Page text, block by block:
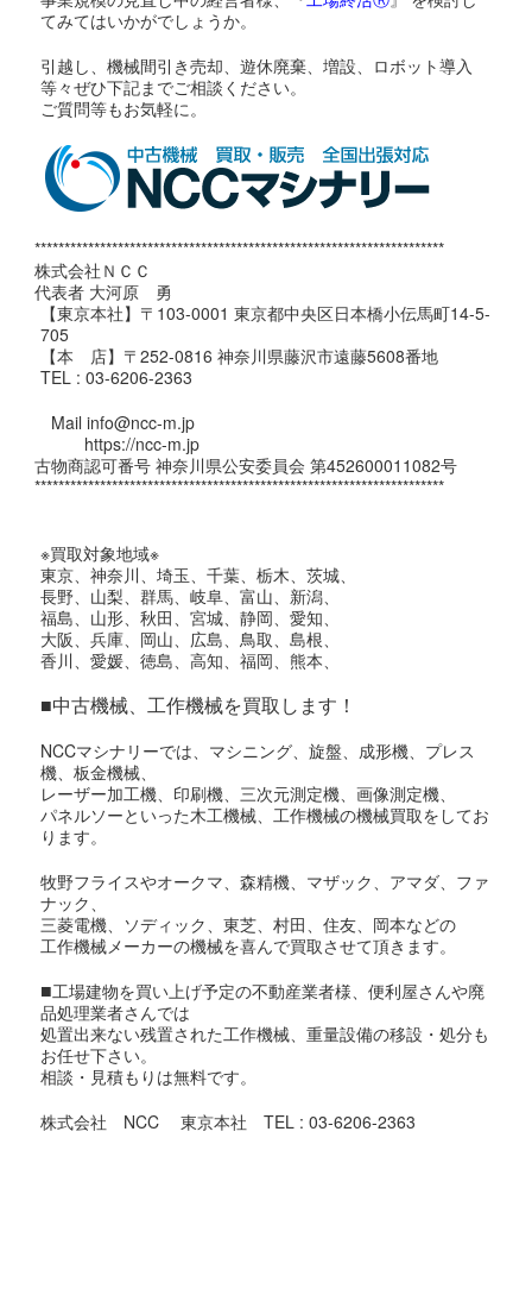
てみてはいかがでしょうか。
引越し、機械間引き売却、遊休廃棄、増設、ロボット導入
等々ぜひ下記までご相談ください。
ご質問等もお気軽に。
*********************************************************************
株式会社ＮＣＣ
代表者 大河原 勇
【東京本社】〒103-0001 東京都中央区日本橋小伝馬町14-5-
705
【本 店】〒252-0816 神奈川県藤沢市遠藤5608番地
TEL : 03-6206-2363
Mail info@ncc-m.jp
https://ncc-m.jp
古物商認可番号 神奈川県公安委員会 第452600011082号
*********************************************************************
※買取対象地域※
東京、神奈川、埼玉、千葉、栃木、茨城、
長野、山梨、群馬、岐阜、富山、新潟、
福島、山形、秋田、宮城、静岡、愛知、
大阪、兵庫、岡山、広島、鳥取、島根、
香川、愛媛、徳島、高知、福岡、熊本、
■中古機械、工作機械を買取します！
NCCマシナリーでは、マシニング、旋盤、成形機、プレス
機、板金機械、
レーザー加工機、印刷機、三次元測定機、画像測定機、
パネルソーといった木工機械、工作機械の機械買取をしてお
ります。
牧野フライスやオークマ、森精機、マザック、アマダ、ファ
ナック、
三菱電機、ソディック、東芝、村田、住友、岡本などの
工作機械メーカーの機械を喜んで買取させて頂きます。
■工場建物を買い上げ予定の不動産業者様、便利屋さんや廃
品処理業者さんでは
処置出来ない残置された工作機械、重量設備の移設・処分も
お任せ下さい。
相談・見積もりは無料です。
株式会社 NCC 東京本社 TEL : 03-6206-2363